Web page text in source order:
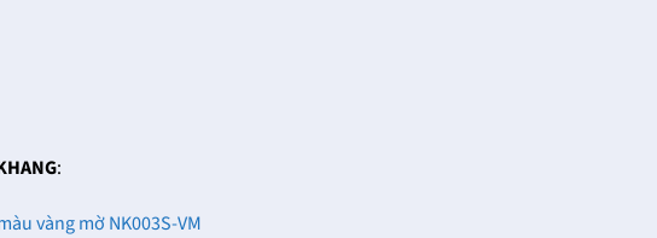
:
vàng mờ NK003S-VM